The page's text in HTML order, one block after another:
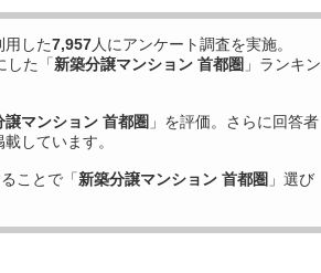
用した7,957人にアンケート調査を実施。
した「新築分譲マンション 首都圏 」ランキン
譲マンション 首都圏 」を評価。さらに回答者
しています。
ことで「新築分譲マンション 首都圏 」選び